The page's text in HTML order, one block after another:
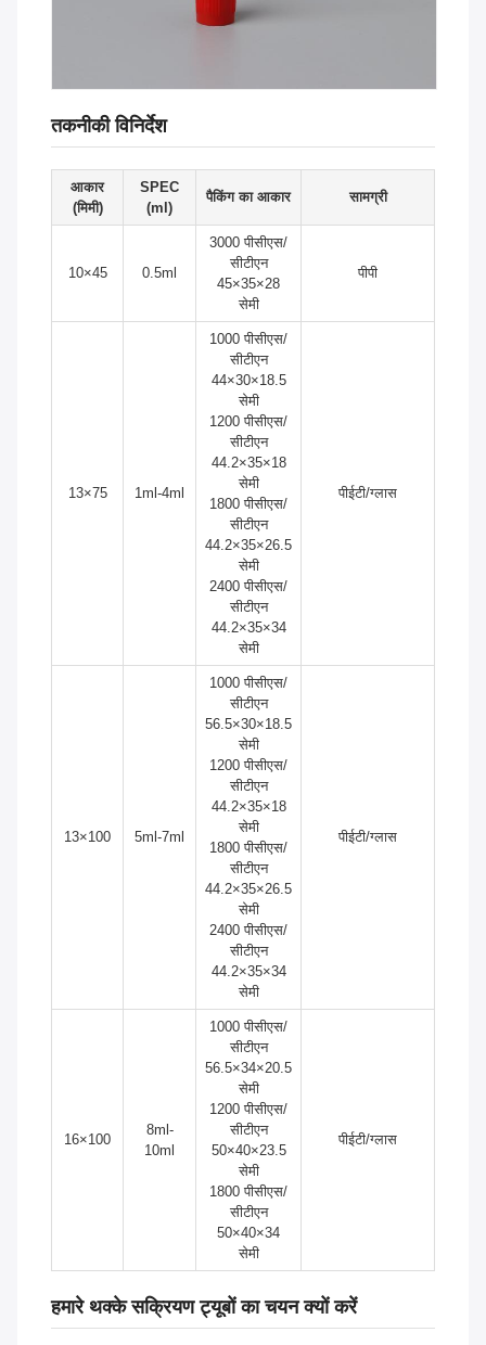
तकनीकी विनिर्देश
आकार
(मिमी)
SPEC
(ml)
पैकिंग का आकार सामग्री
10×45 0.5ml
3000 पीसीएस/
सीटीएन
45×35×28
सेमी
पीपी
13×75 1ml-4ml
1000 पीसीएस/
सीटीएन
44×30×18.5
सेमी
1200 पीसीएस/
सीटीएन
44.2×35×18
सेमी
1800 पीसीएस/
सीटीएन
44.2×35×26.5
सेमी
2400 पीसीएस/
सीटीएन
44.2×35×34
सेमी
पीईटी/ग्लास
13×100 5ml-7ml
1000 पीसीएस/
सीटीएन
56.5×30×18.5
सेमी
1200 पीसीएस/
सीटीएन
44.2×35×18
सेमी
1800 पीसीएस/
सीटीएन
44.2×35×26.5
सेमी
2400 पीसीएस/
सीटीएन
44.2×35×34
सेमी
पीईटी/ग्लास
16×100
8ml-
10ml
1000 पीसीएस/
सीटीएन
56.5×34×20.5
सेमी
1200 पीसीएस/
सीटीएन
50×40×23.5
सेमी
1800 पीसीएस/
सीटीएन
50×40×34
सेमी
पीईटी/ग्लास
हमारे थक्के सक्रियण ट्यूबों का चयन क्यों करें